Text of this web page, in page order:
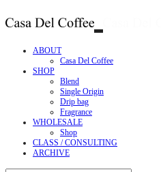
ABOUT
Casa Del Coffee
SHOP
Blend
Single Origin
Drip bag
Fragrance
WHOLESALE
Shop
CLASS / CONSULTING
ARCHIVE